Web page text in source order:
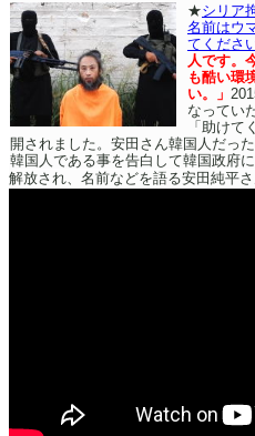
★シリア
名前はウ
てくださ
人です。
も酷い環
い。」
なってい
「助けて
開されました。安田さん韓国人だっ
韓国人である事を告白して韓国政府
解放され、名前などを語る安田純平